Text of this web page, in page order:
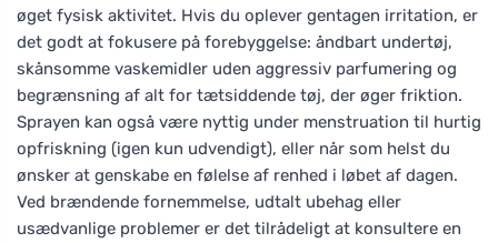
øget fysisk aktivitet. Hvis du oplever gentagen irritation, er
det godt at fokusere på forebyggelse: åndbart undertøj,
skånsomme vaskemidler uden aggressiv parfumering og
begrænsning af alt for tætsiddende tøj, der øger friktion.
Sprayen kan også være nyttig under menstruation til hurtig
opfriskning (igen kun udvendigt), eller når som helst du
ønsker at genskabe en følelse af renhed i løbet af dagen.
Ved brændende fornemmelse, udtalt ubehag eller
usædvanlige problemer er det tilrådeligt at konsultere en